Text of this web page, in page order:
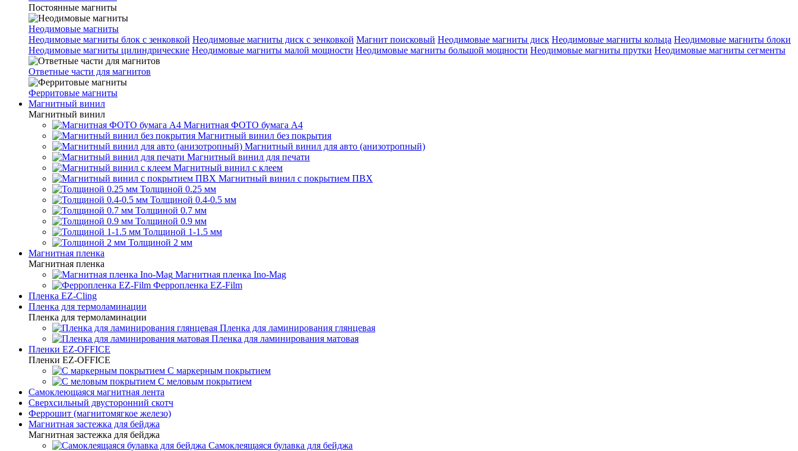
Постоянные магниты
Неодимовые магниты
Неодимовые магниты блок с зенковкой Неодимовые магниты диск с зенковкой Магнит поисковый Неодимовые магниты диск Неодимовые магниты кольца Неодимовые магниты блоки
Неодимовые магниты цилиндрические Неодимовые магниты малой мощности Неодимовые магниты большой мощности Неодимовые магниты прутки Неодимовые магниты сегменты
Ответные части для магнитов
Ферритовые магниты
Магнитный винил
Магнитный винил
Магнитная ФОТО бумага А4
Магнитный винил без покрытия
Магнитный винил для авто (анизотропный)
Магнитный винил для печати
Магнитный винил с клеем
Магнитный винил с покрытием ПВХ
Толщиной 0.25 мм
Толщиной 0.4-0.5 мм
Толщиной 0.7 мм
Толщиной 0.9 мм
Толщиной 1-1.5 мм
Толщиной 2 мм
Магнитная пленка
Магнитная пленка
Магнитная пленка Ino-Mag
Ферропленка EZ-Film
Пленка EZ-Cling
Пленка для термоламинации
Пленка для термоламинации
Пленка для ламинирования глянцевая
Пленка для ламинирования матовая
Пленки EZ-OFFICE
Пленки EZ-OFFICE
С маркерным покрытием
С меловым покрытием
Самоклеющаяся магнитная лента
Сверхсильный двусторонний скотч
Феррошит (магнитомягкое железо)
Магнитная застежка для бейджа
Магнитная застежка для бейджа
Самоклеящаяся булавка для бейджа